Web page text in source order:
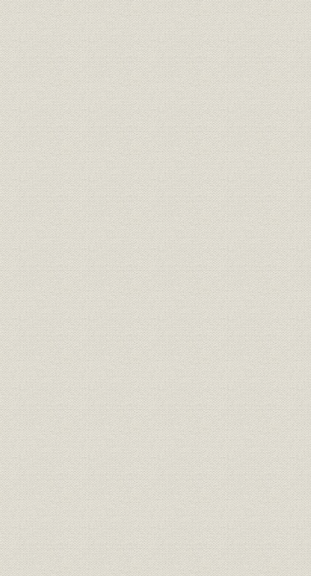
口絵
資料
事業場の変遷
役員任期一覧
社員数
株式
生産実績
貸借対照表
損益および利益処分
販売実績
事業場一覧
年表
索引
編集後記
[詳細表目次]
表1 鉄鋼増産計画の政府案
表2 全国と当社の設備能力比較
表3 主要生産設備能力の伸び
表4 長期設備合理化計画
表5 粗鋼生産に占める千葉製鉄所の割合